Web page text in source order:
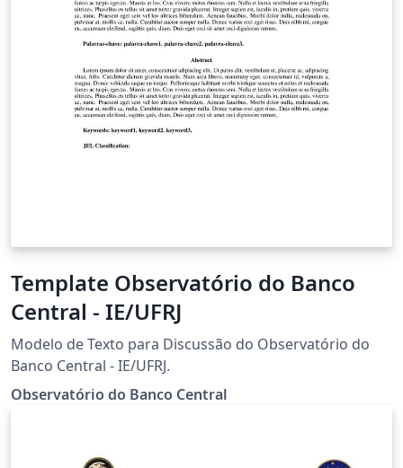
Template Observatório do Banco
Central - IE/UFRJ
Modelo de Texto para Discussão do Observatório do
Banco Central - IE/UFRJ.
Observatório do Banco Central